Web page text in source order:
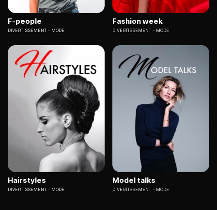
F-people
DIVERTISSEMENT MODE
Fashion week
DIVERTISSEMENT MODE
Hairstyles
DIVERTISSEMENT MODE
Model talks
DIVERTISSEMENT MODE